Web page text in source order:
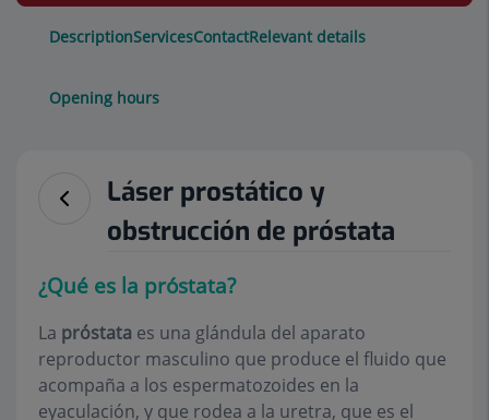
DescriptionServicesContactRelevant details
Opening hours
Láser prostático y
obstrucción de próstata
¿Qué es la próstata?
La próstata es una glándula del aparato
reproductor masculino que produce el fluido que
acompaña a los espermatozoides en la
eyaculación, y que rodea a la uretra, que es el